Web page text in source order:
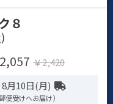
８
)
2,057 ￥2,420
月10日(月)
便受けへお届け）